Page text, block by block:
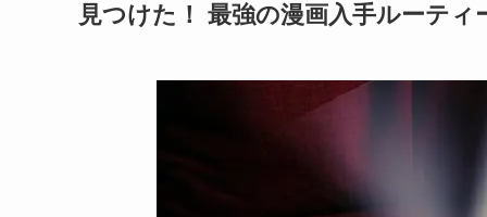
見つけた！ 最強の漫画入手ルーティ